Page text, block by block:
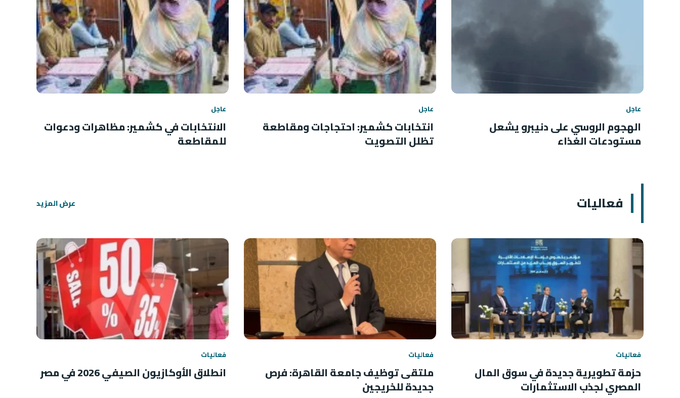
عاجل
الهجوم الروسي على دنيبرو يشعل
مستودعات الغذاء
عاجل
انتخابات كشمير: احتجاجات ومقاطعة
تظلل التصويت
عاجل
الانتخابات في كشمير: مظاهرات ودعوات
للمقاطعة
فعاليات عرض المزيد
فعاليات
حزمة تطويرية جديدة في سوق المال
المصري لجذب الاستثمارات
فعاليات
ملتقى توظيف جامعة القاهرة: فرص
جديدة للخريجين
فعاليات
انطلاق الأوكازيون الصيفي 2026 في مصر